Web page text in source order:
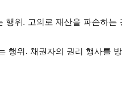
행위. 고의로 재산을 파손하는
행위. 채권자의 권리 행사를